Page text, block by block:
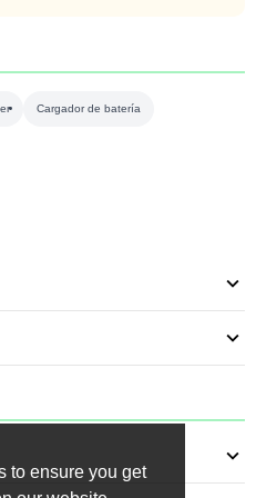
to ensure you get
Cargador de batería